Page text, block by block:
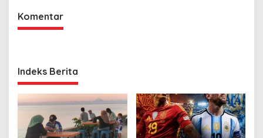
Komentar
Indeks Berita